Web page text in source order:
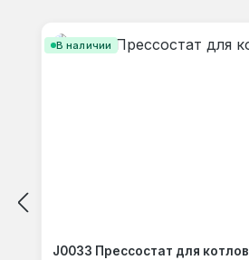
В наличии
J0033 Прессостат для котлов